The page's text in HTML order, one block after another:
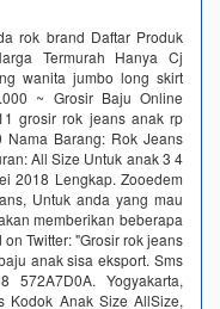
rok brand Daftar Produk
Termurah Hanya Cj
wanita jumbo long skirt
~ Grosir Baju Online
grosir rok jeans anak rp
Barang: Rok Jeans
All Size Untuk anak 3 4
2018 Lengkap. Zooedem
Untuk anda yang mau
memberikan beberapa
Twitter: "Grosir rok jeans
anak sisa eksport. Sms
Yogyakarta,
Kodok Anak Size AllSize,